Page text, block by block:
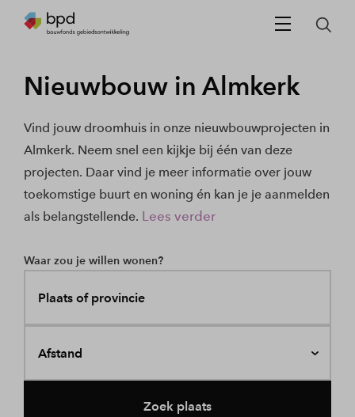
Nieuwbouw in Almkerk
Vind jouw droomhuis in onze nieuwbouwprojecten in
Almkerk. Neem snel een kijkje bij één van deze
projecten. Daar vind je meer informatie over jouw
toekomstige buurt en woning én kan je je aanmelden
als belangstellende. Lees verder
Waar zou je willen wonen?
Plaats of provincie
Afstand
Zoek plaats